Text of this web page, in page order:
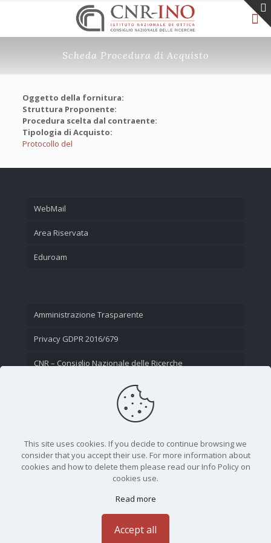
Scheda Procedura di Acquisto
Oggetto della fornitura:
Struttura Proponente:
Procedura scelta dal contraente:
Tipologia di Acquisto:
Protocollo del
WebMail
Area Riservata
Eduroam
Amministrazione Trasparente
Privacy GDPR 2016/679
CNR – Consiglio Nazionale delle Ricerche
This site uses cookies. If you decide to continue browsing we
consider that you accept their use. For more information about
cookies and how to delete them please read our Info Policy on
cookies use.
Read more
Accept all